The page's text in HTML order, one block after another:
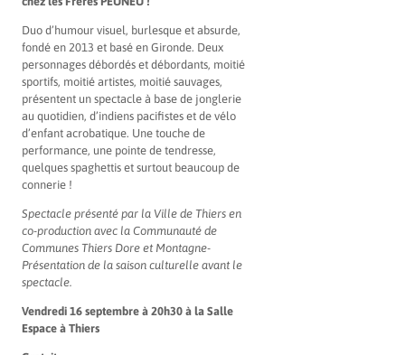
Duo d’humour visuel, burlesque et absurde,
fondé en 2013 et basé en Gironde. Deux
personnages débordés et débordants, moitié
sportifs, moitié artistes, moitié sauvages,
présentent un spectacle à base de jonglerie
au quotidien, d’indiens pacifistes et de vélo
d’enfant acrobatique. Une touche de
performance, une pointe de tendresse,
quelques spaghettis et surtout beaucoup de
connerie !
Spectacle présenté par la Ville de Thiers en
co-production avec la Communauté de
Communes Thiers Dore et Montagne-
Présentation de la saison culturelle avant le
spectacle.
Vendredi 16 septembre à 20h30 à la Salle
Espace à Thiers